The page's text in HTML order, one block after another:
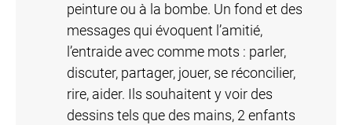
peinture ou à la bombe. Un fond et des
messages qui évoquent l’amitié,
l’entraide avec comme mots : parler,
discuter, partager, jouer, se réconcilier,
rire, aider. Ils souhaitent y voir des
dessins tels que des mains, 2 enfants